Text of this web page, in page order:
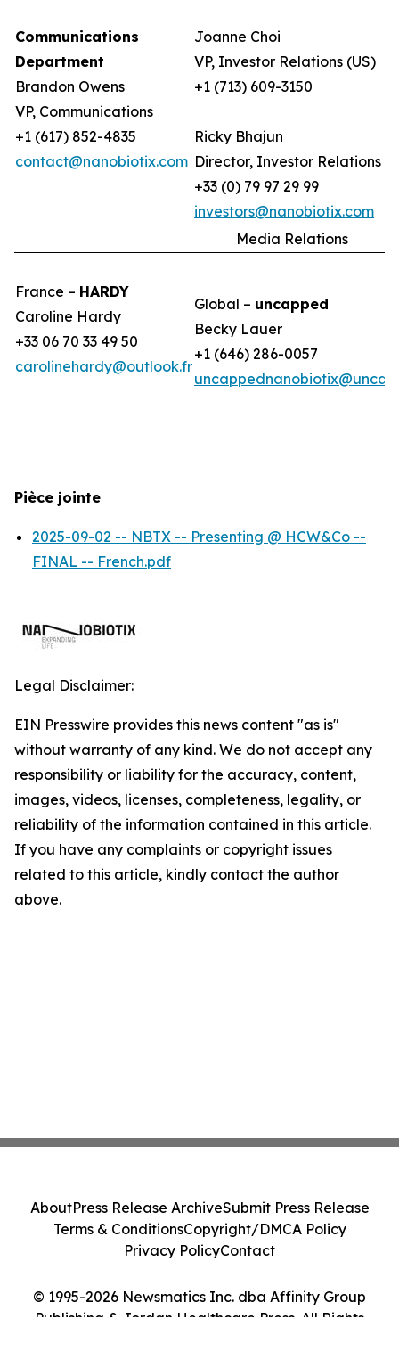
Communications
Department
Brandon Owens
VP, Communications
+1 (617) 852-4835
contact@nanobiotix.com
Joanne Choi
VP, Investor Relations (US)
+1 (713) 609-3150
Ricky Bhajun
Director, Investor Relations
+33 (0) 79 97 29 99
investors@nanobiotix.com
Media Relations
France – HARDY
Caroline Hardy
+33 06 70 33 49 50
carolinehardy@outlook.fr
Global – uncapped
Becky Lauer
+1 (646) 286-0057
Pièce jointe
2025-09-02 -- NBTX -- Presenting @ HCW&Co --
FINAL -- French.pdf
Legal Disclaimer:
EIN Presswire provides this news content "as is"
without warranty of any kind. We do not accept any
responsibility or liability for the accuracy, content,
images, videos, licenses, completeness, legality, or
reliability of the information contained in this article.
If you have any complaints or copyright issues
related to this article, kindly contact the author
above.
© 1995-2026 Newsmatics Inc. dba Affinity Group
Publishing & Jordan Healthcare Press. All Rights
AboutPress Release ArchiveSubmit Press Release
Terms & ConditionsCopyright/DMCA Policy
Privacy PolicyContact